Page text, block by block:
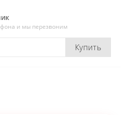
и мы перезвоним
Купить